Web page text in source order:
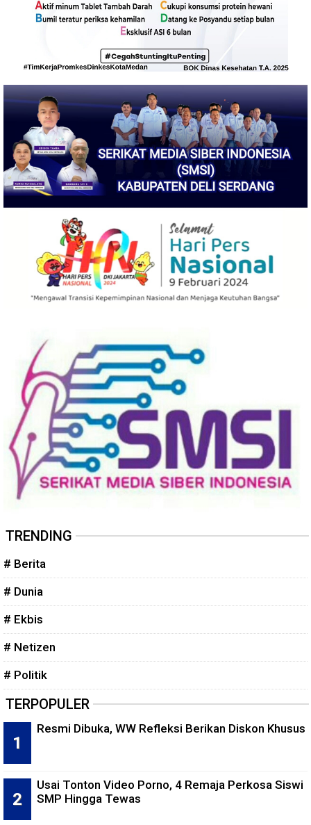
TRENDING
# Berita
# Dunia
# Ekbis
# Netizen
# Politik
TERPOPULER
Resmi Dibuka, WW Refleksi Berikan Diskon Khusus
Usai Tonton Video Porno, 4 Remaja Perkosa Siswi
SMP Hingga Tewas